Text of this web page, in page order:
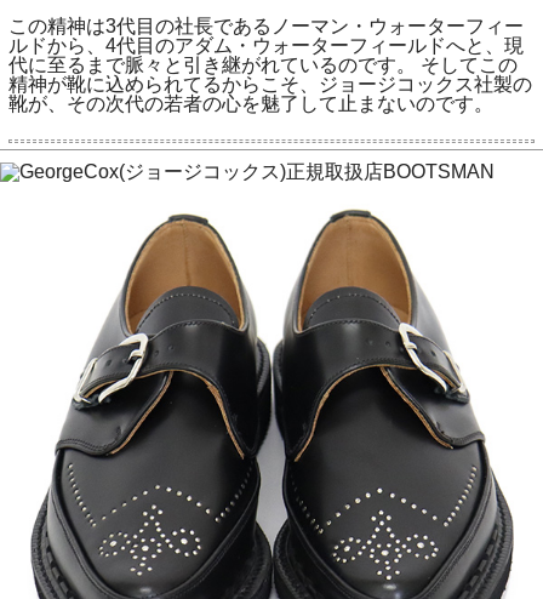
この精神は3代目の社長であるノーマン・ウォーターフィー
ルドから、4代目のアダム・ウォーターフィールドへと、現
代に至るまで脈々と引き継がれているのです。 そしてこの
精神が靴に込められてるからこそ、ジョージコックス社製の
靴が、その次代の若者の心を魅了して止まないのです。